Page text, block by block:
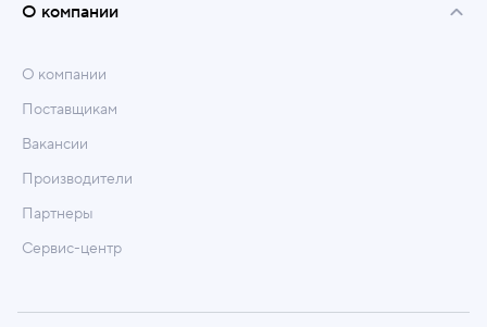
О компании
О компании
Поставщикам
Вакансии
Производители
Партнеры
Сервис-центр